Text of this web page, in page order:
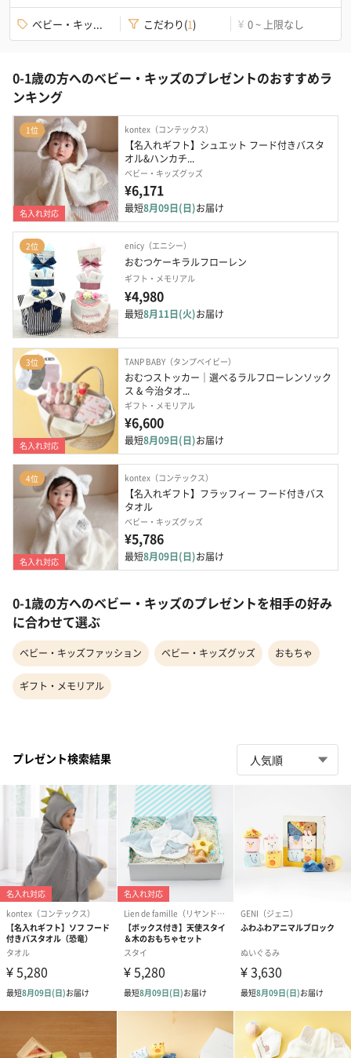
ベビー・キッ... こだわり(1) ¥ 0 ~ 上限なし
0-1歳の方へのベビー・キッズのプレゼントのおすすめラ
ンキング
1位
名入れ対応
kontex（コンテックス）
【名入れギフト】シュエット フード付きバスタ
オル&ハンカチ...
ベビー・キッズグッズ
¥6,171
最短8月09日(日)お届け
2位 enicy（エニシー）
おむつケーキラルフローレン
ギフト・メモリアル
¥4,980
最短8月11日(火)お届け
3位
名入れ対応
TANP BABY（タンプベイビー）
おむつストッカー｜選べるラルフローレンソック
ス & 今治タオ...
ギフト・メモリアル
¥6,600
最短8月09日(日)お届け
4位
名入れ対応
kontex（コンテックス）
【名入れギフト】フラッフィー フード付きバス
タオル
ベビー・キッズグッズ
¥5,786
最短8月09日(日)お届け
0-1歳の方へのベビー・キッズのプレゼントを相手の好み
に合わせて選ぶ
ベビー・キッズファッション ベビー・キッズグッズ おもちゃ
ギフト・メモリアル
プレゼント検索結果